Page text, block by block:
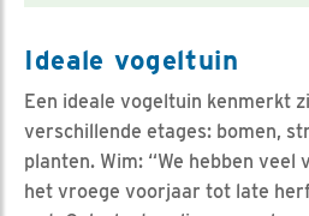
Ideale vogeltuin
Een ideale vogeltuin kenmerkt
verschillende etages: bomen,
planten. Wim: “We hebben veel
het vroege voorjaar tot late